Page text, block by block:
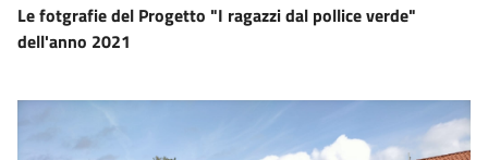
Le fotgrafie del Progetto "I ragazzi dal pollice verde"
dell'anno 2021